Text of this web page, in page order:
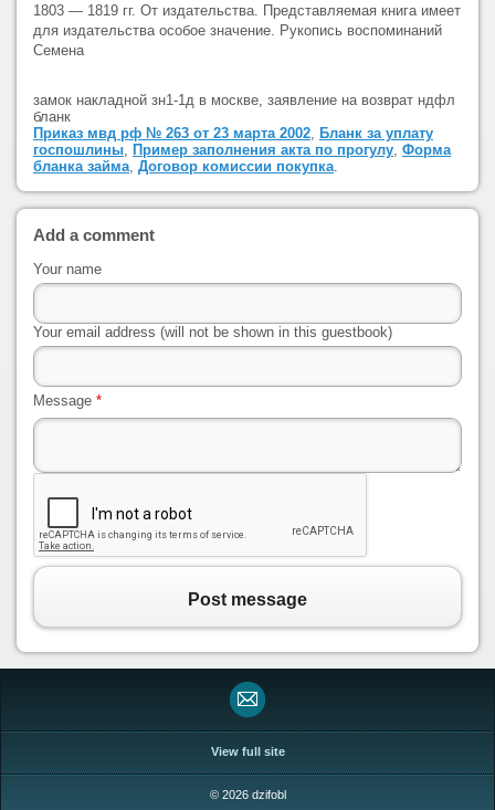
1803 — 1819 гг. От издательства. Представляемая книга имеет
для издательства особое значение. Рукопись воспоминаний
Семена
замок накладной зн1-1д в москве, заявление на возврат ндфл
бланк
Приказ мвд рф № 263 от 23 марта 2002, Бланк за уплату
госпошлины, Пример заполнения акта по прогулу, Форма
бланка займа, Договор комиссии покупка.
Add a comment
Your name
Your email address (will not be shown in this guestbook)
Message *
Post message
View full site
© 2026 dzifobl